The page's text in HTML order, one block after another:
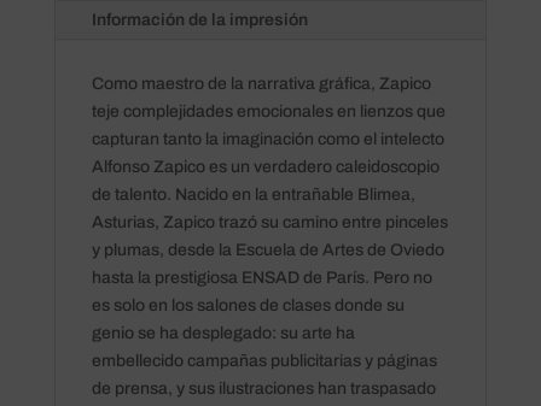
Información de la impresión
Como maestro de la narrativa gráfica, Zapico
teje complejidades emocionales en lienzos que
capturan tanto la imaginación como el intelecto
Alfonso Zapico es un verdadero caleidoscopio
de talento. Nacido en la entrañable Blimea,
Asturias, Zapico trazó su camino entre pinceles
y plumas, desde la Escuela de Artes de Oviedo
hasta la prestigiosa ENSAD de París. Pero no
es solo en los salones de clases donde su
genio se ha desplegado: su arte ha
embellecido campañas publicitarias y páginas
de prensa, y sus ilustraciones han traspasado